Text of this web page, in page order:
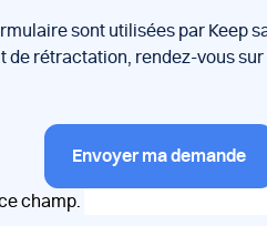
sont utilisées par Keep
de rétractation, rendez-vous
Envoyer ma demande
champ.